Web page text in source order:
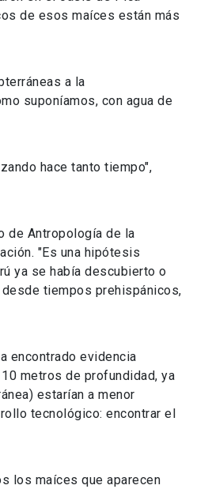
de esos maíces están más
a la
suponíamos, con agua de
hace tanto tiempo",
de Antropología de la
"Es una hipótesis
ya se había descubierto o
tiempos prehispánicos,
encontrado evidencia
metros de profundidad, ya
estarían a menor
tecnológico: encontrar el
los maíces que aparecen